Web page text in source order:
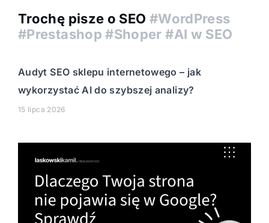
Trochę pisze o SEO #WordPress
#Prestashop #Shoper #AI w SEO
Audyt SEO sklepu internetowego – jak
wykorzystać AI do szybszej analizy?
15 lipca 2026